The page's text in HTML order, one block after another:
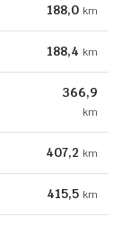
188,0 km
188,4 km
366,9
km
407,2 km
415,5 km